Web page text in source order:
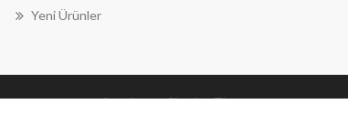
Yeni Ürünler
nopAccelerate Simplex Theme